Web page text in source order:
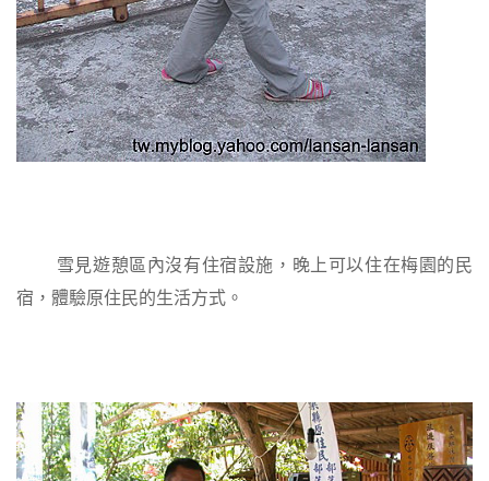
雪見遊憩區內沒有住宿設施，晚上可以住在梅園的民
宿，體驗原住民的生活方式。